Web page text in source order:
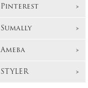
Pinterest
Sumally
Ameba
STYLER